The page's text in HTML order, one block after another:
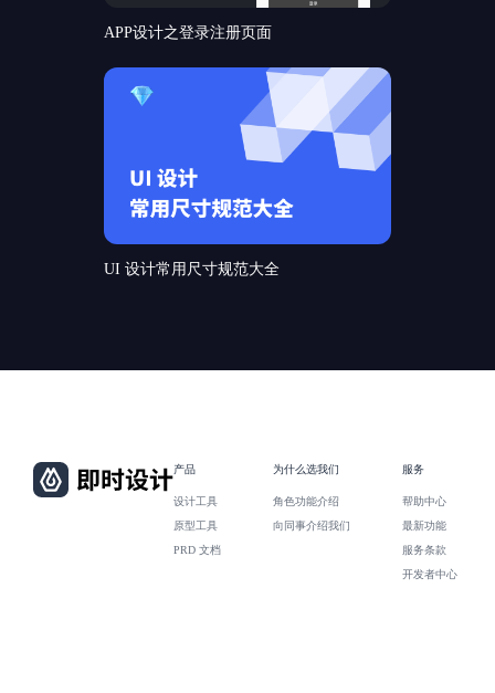
APP设计之登录注册页面
UI 设计常用尺寸规范大全
产品
设计工具
原型工具
PRD 文档
为什么选我们
角色功能介绍
向同事介绍我们
服务
帮助中心
最新功能
服务条款
开发者中心